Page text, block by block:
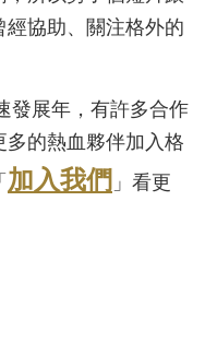
協助、關注格外的
發展年，有許多合作
的熱血夥伴加入格
加入我們 」看更